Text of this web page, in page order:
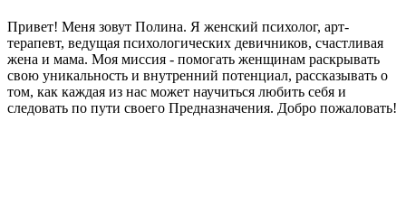
Привет! Меня зовут Полина. Я женский психолог, арт-
терапевт, ведущая психологических девичников, счастливая
жена и мама. Моя миссия - помогать женщинам раскрывать
свою уникальность и внутренний потенциал, рассказывать о
том, как каждая из нас может научиться любить себя и
следовать по пути своего Предназначения. Добро пожаловать!